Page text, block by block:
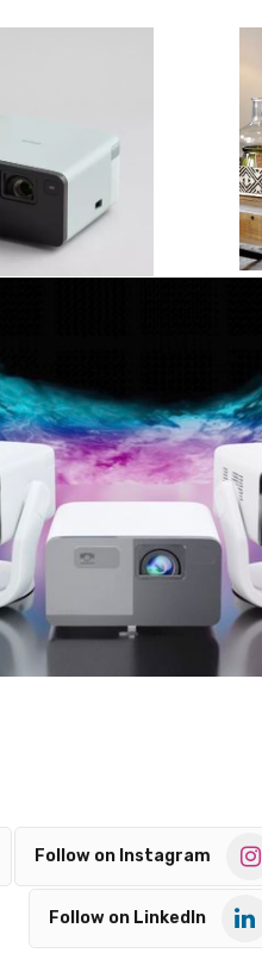
Follow on Instagram
Follow on LinkedIn